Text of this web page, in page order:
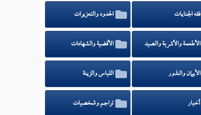
فقه الجنايات الحدود والتعزيرات
الأطعمة والأشربة والصيد الأقضية والشهادات
الأيمان والنذور اللباس والزينة
أخبار تراجم وشخصيات